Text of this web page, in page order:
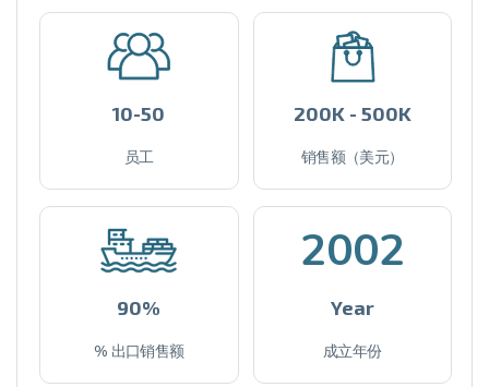
10-50
员工
200K - 500K
销售额（美元）
90%
% 出口销售额
2002
Year
成立年份